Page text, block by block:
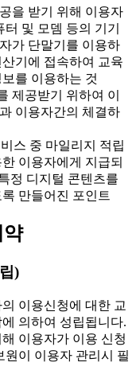
을 받기 위해 이용자
및 모뎀 등의 기기
가 단말기를 이용하
기에 접속하여 교육
를 이용하는 것
제공받기 위하여 이
이용자간의 체결하
스 중 마일리지 적립
이용자에게 지급되
정 디지털 콘텐츠를
만들어진 포인트
약
)
이용신청에 대한 교
의하여 성립됩니다.
이용자가 이용 신청
원이 이용자 관리시 필